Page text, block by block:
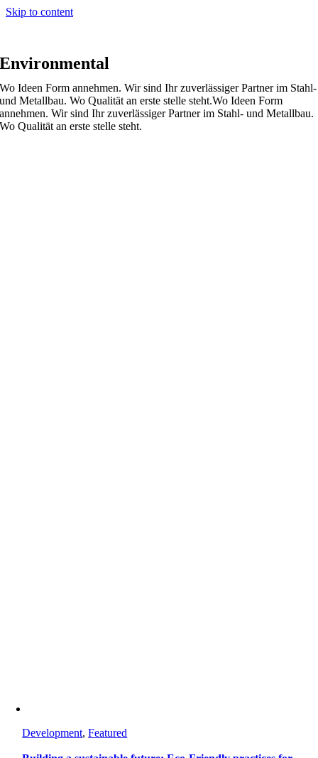
Skip to content
Environmental
Wo Ideen Form annehmen. Wir sind Ihr zuverlässiger Partner im Stahl-
und Metallbau. Wo Qualität an erste stelle steht.Wo Ideen Form
annehmen. Wir sind Ihr zuverlässiger Partner im Stahl- und Metallbau.
Wo Qualität an erste stelle steht.
Development,Featured